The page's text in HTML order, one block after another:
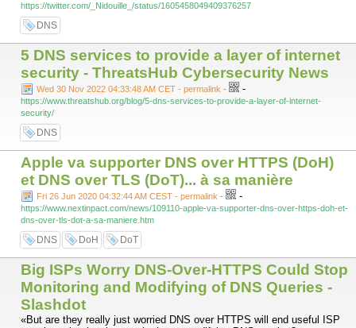
https://twitter.com/_Nidouille_/status/1605458049409376257
DNS
5 DNS services to provide a layer of internet
security - ThreatsHub Cybersecurity News
Wed 30 Nov 2022 04:33:48 AM CET - permalink - -
https://www.threatshub.org/blog/5-dns-services-to-provide-a-layer-of-internet-
security/
DNS
Apple va supporter DNS over HTTPS (DoH)
et DNS over TLS (DoT)... à sa manière
Fri 26 Jun 2020 04:32:44 AM CEST - permalink - -
https://www.nextinpact.com/news/109110-apple-va-supporter-dns-over-https-doh-et-
dns-over-tls-dot-a-sa-maniere.htm
DNS DoH DoT
Big ISPs Worry DNS-Over-HTTPS Could Stop
Monitoring and Modifying of DNS Queries -
Slashdot
«But are they really just worried DNS over HTTPS will end useful ISP